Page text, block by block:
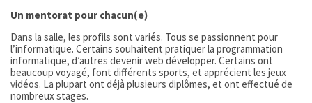
Un mentorat pour chacun(e)
Dans la salle, les profils sont variés. Tous se passionnent pour
l’informatique. Certains souhaitent pratiquer la programmation
informatique, d’autres devenir web développer. Certains ont
beaucoup voyagé, font différents sports, et apprécient les jeux
vidéos. La plupart ont déjà plusieurs diplômes, et ont effectué de
nombreux stages.